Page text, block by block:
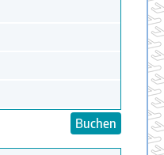
Buchen